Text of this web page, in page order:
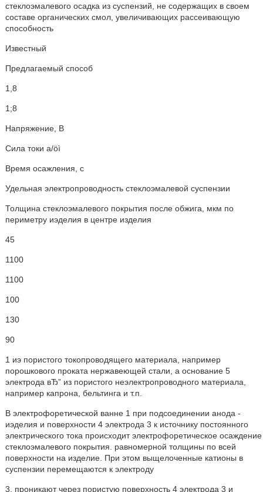
стеклоэмалевого осадка из суспензий, не содержащих в своем
составе органических смол, увеличивающих рассеивающую
способность
Известный
Предлагаемый способ
1,8
1;8
Напряжение, В
Сила токи a/öì
Время осажления, с
Удельная электропроводность стеклоэмалевой суспензии
Толщина стеклоэмалевого покрытия после обжига, мкм по
периметру иэделия в центре изделия
45
1100
1100
100
130
90
1 иэ пористого токопроводящего материала, например
порошкового проката нержавеющей стали, а основание 5
электрода вЂ” из пористого неэлектропроводного материала,
например капрона, бельтинга и т.п.
В электрофоретической ванне 1 при подсоединении анода -
иэделия и поверхности 4 электрода 3 к источнику постоянного
электрического тока происходит электрофоретическое осаждение
стеклоэмалевого покрытия. равномерной толщины по всей
поверхности на изделие. При этом выщелоченные катионы в
суспензии перемещаются к электроду
3, проникают через пористую поверхность 4 электрода 3 и